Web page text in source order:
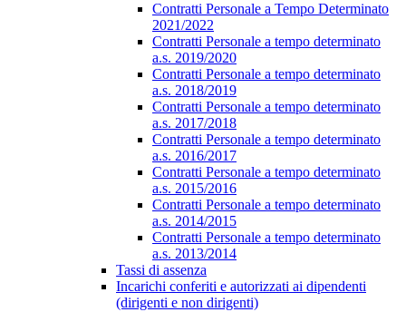
Contratti Personale a Tempo Determinato
2021/2022
Contratti Personale a tempo determinato
a.s. 2019/2020
Contratti Personale a tempo determinato
a.s. 2018/2019
Contratti Personale a tempo determinato
a.s. 2017/2018
Contratti Personale a tempo determinato
a.s. 2016/2017
Contratti Personale a tempo determinato
a.s. 2015/2016
Contratti Personale a tempo determinato
a.s. 2014/2015
Contratti Personale a tempo determinato
a.s. 2013/2014
Tassi di assenza
Incarichi conferiti e autorizzati ai dipendenti
(dirigenti e non dirigenti)